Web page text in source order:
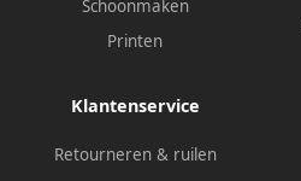
Schoonmaken
Printen
Klantenservice
Retourneren & ruilen